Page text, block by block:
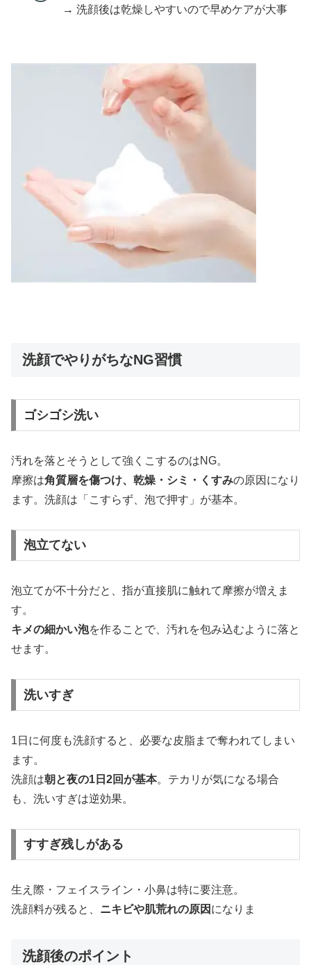
→ 洗顔後は乾燥しやすいので早めケアが大事
洗顔でやりがちなNG習慣
ゴシゴシ洗い
汚れを落とそうとして強くこするのはNG。
摩擦は角質層を傷つけ、乾燥・シミ・くすみの原因になり
ます。洗顔は「こすらず、泡で押す」が基本。
泡立てない
泡立てが不十分だと、指が直接肌に触れて摩擦が増えま
す。
キメの細かい泡を作ることで、汚れを包み込むように落と
せます。
洗いすぎ
1日に何度も洗顔すると、必要な皮脂まで奪われてしまい
ます。
洗顔は朝と夜の1日2回が基本。テカリが気になる場合
も、洗いすぎは逆効果。
すすぎ残しがある
生え際・フェイスライン・小鼻は特に要注意。
洗顔料が残ると、 ニキビや肌荒れの原因 になりま
洗顔後のポイント